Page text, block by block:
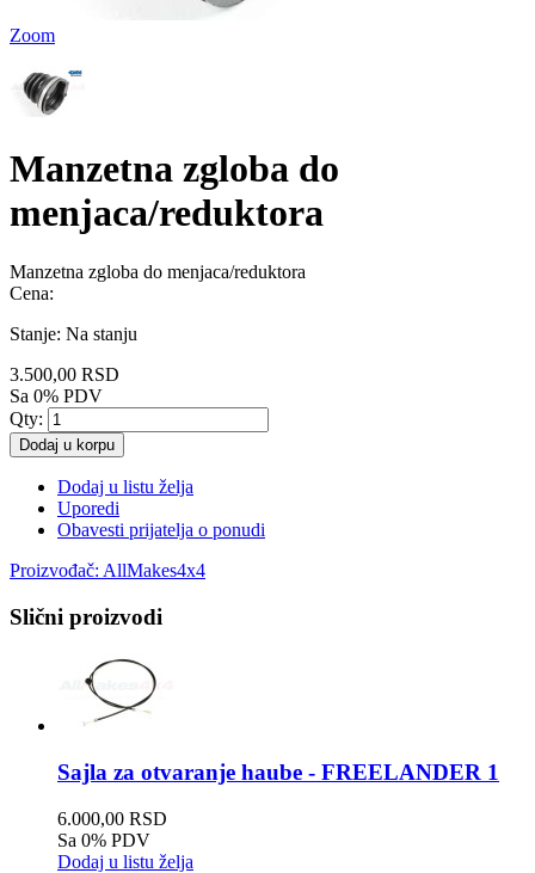
Zoom
Manzetna zgloba do
menjaca/reduktora
Manzetna zgloba do menjaca/reduktora
Cena:
Stanje: Na stanju
3.500,00 RSD
Sa 0% PDV
Qty:
Dodaj u korpu
Dodaj u listu želja
Uporedi
Obavesti prijatelja o ponudi
Proizvođač: AllMakes4x4
Slični proizvodi
Sajla za otvaranje haube - FREELANDER 1
6.000,00 RSD
Sa 0% PDV
Dodaj u listu želja